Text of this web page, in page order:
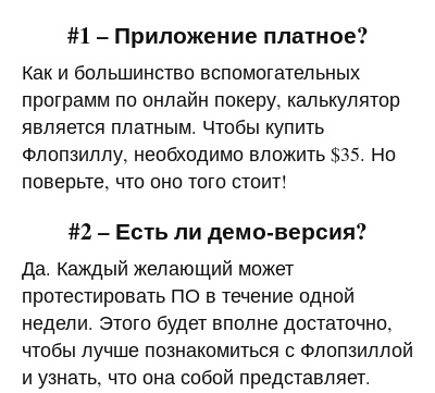
#1 – Приложение платное?
Как и большинство вспомогательных
программ по онлайн покеру, калькулятор
является платным. Чтобы купить
Флопзиллу, необходимо вложить $35. Но
поверьте, что оно того стоит!
#2 – Есть ли демо-версия?
Да. Каждый желающий может
протестировать ПО в течение одной
недели. Этого будет вполне достаточно,
чтобы лучше познакомиться с Флопзиллой
и узнать, что она собой представляет.